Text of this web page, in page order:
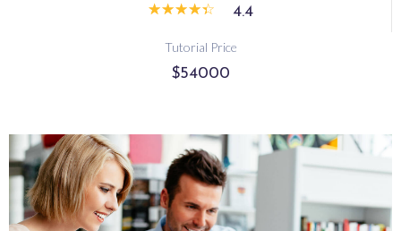
☆☆☆☆☆ 4.4
Tutorial Price
$54000